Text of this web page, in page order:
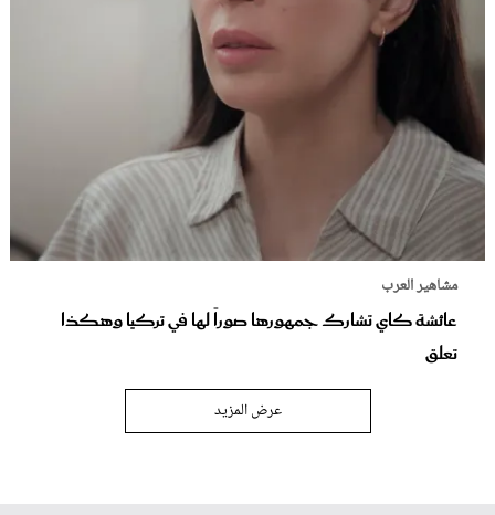
مشاهير العرب
عائشة كاي تشارك جمهورها صوراً لها في تركيا وهكذا
تعلق
عرض المزيد